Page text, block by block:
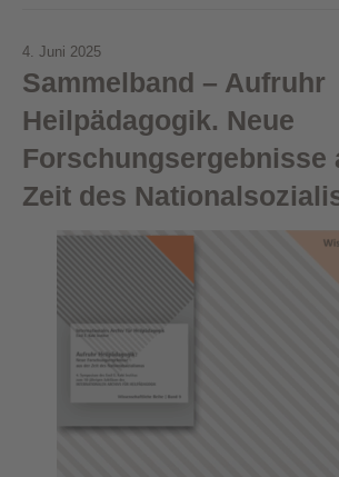
4. Juni 2025
Sammelband – Aufruhr
Heilpädagogik. Neue
Forschungsergebnisse
Zeit des